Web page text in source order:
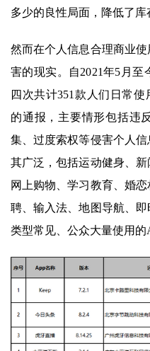
多少的良性局面，降低了库
然而在个人信息合理商业
害的现实。自2021年5月
四次共计351款人们日常
的通报，主要情形包括违
集、过度索权等侵害个人
其广泛，包括运动健身、新
网上购物、学习教育、婚
聘、输入法、地图导航、
类型常见、公众大量使用的